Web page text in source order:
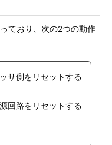
ており、次の2つの動作
サ側をリセットする
回路をリセットする